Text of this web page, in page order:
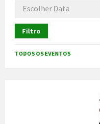
Filtro
TODOS OS EVENTOS